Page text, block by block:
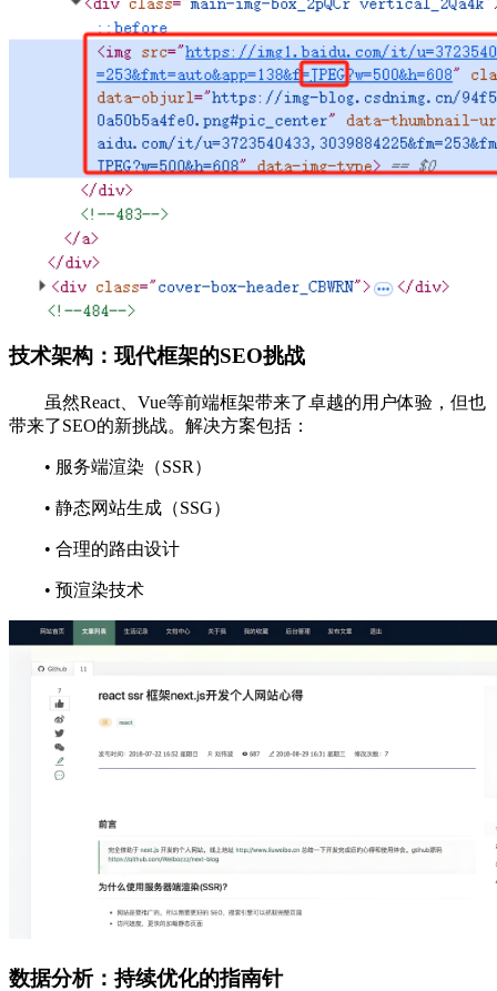
技术架构：现代框架的SEO挑战
虽然React、Vue等前端框架带来了卓越的用户体验，但也
带来了SEO的新挑战。解决方案包括：
• 服务端渲染（SSR）
• 静态网站生成（SSG）
• 合理的路由设计
• 预渲染技术
数据分析：持续优化的指南针